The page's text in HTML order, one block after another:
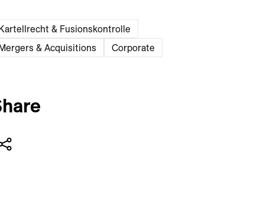
& Fusionskontrolle
& Acquisitions
Corporate